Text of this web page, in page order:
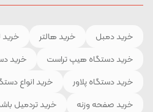
خرید دمبل خرید هالتر
خرید
خرید دستگاه هیپ تراست
خرید
خرید دستگاه پلاور
خرید انواع
خرید صفحه وزنه
خرید تردمیل